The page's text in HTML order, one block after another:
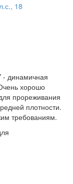
- динамичная
хорошо
прореживания
плотности.
требованиям.